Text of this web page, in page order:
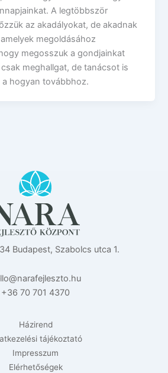
A legtöbbször
az akadályokat, de akadnak
megoldásához
megosszuk a gondjainkat
meghallgat, de tanácsot is
hogyan továbbhoz.
Budapest, Szabolcs utca 1.
uh.ot
zselj
efara
n@oll
+36 70 701 4370
Házirend
tájékoztató
Impresszum
Elérhetőségek